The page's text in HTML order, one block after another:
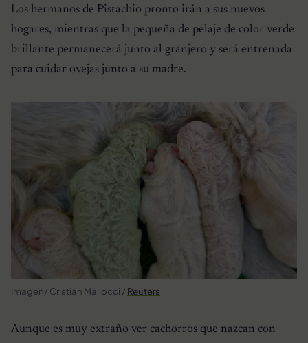
Los hermanos de Pistachio pronto irán a sus nuevos
hogares, mientras que la pequeña de pelaje de color verde
brillante permanecerá junto al granjero y será entrenada
para cuidar ovejas junto a su madre.
Imagen/ Cristian Mallocci / Reuters
Aunque es muy extraño ver cachorros que nazcan con